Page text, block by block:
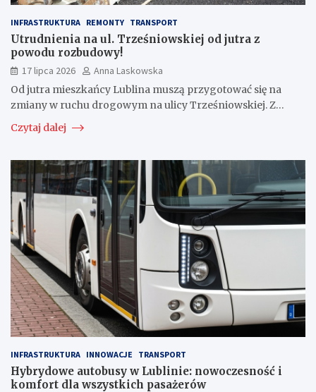
INFRASTRUKTURA REMONTY TRANSPORT
Utrudnienia na ul. Trześniowskiej od jutra z
powodu rozbudowy!
17 lipca 2026
Anna Laskowska
Od jutra mieszkańcy Lublina muszą przygotować się na
zmiany w ruchu drogowym na ulicy Trześniowskiej. Z…
Czytaj dalej
INFRASTRUKTURA INNOWACJE TRANSPORT
Hybrydowe autobusy w Lublinie: nowoczesność i
komfort dla wszystkich pasażerów